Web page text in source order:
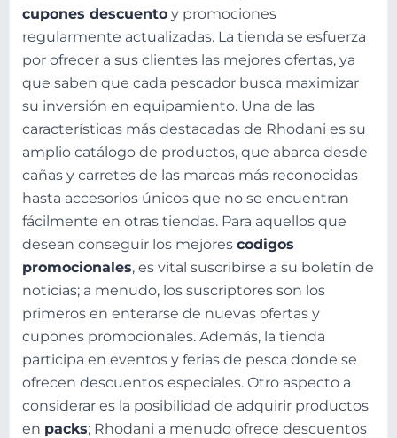
cupones descuento y promociones
regularmente actualizadas. La tienda se esfuerza
por ofrecer a sus clientes las mejores ofertas, ya
que saben que cada pescador busca maximizar
su inversión en equipamiento. Una de las
características más destacadas de Rhodani es su
amplio catálogo de productos, que abarca desde
cañas y carretes de las marcas más reconocidas
hasta accesorios únicos que no se encuentran
fácilmente en otras tiendas. Para aquellos que
desean conseguir los mejores codigos
promocionales, es vital suscribirse a su boletín de
noticias; a menudo, los suscriptores son los
primeros en enterarse de nuevas ofertas y
cupones promocionales. Además, la tienda
participa en eventos y ferias de pesca donde se
ofrecen descuentos especiales. Otro aspecto a
considerar es la posibilidad de adquirir productos
en packs; Rhodani a menudo ofrece descuentos